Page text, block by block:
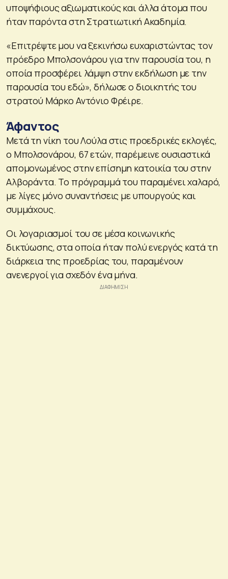
υποψήφιους αξιωματικούς και άλλα άτομα που
ήταν παρόντα στη Στρατιωτική Ακαδημία.
«Επιτρέψτε μου να ξεκινήσω ευχαριστώντας τον
πρόεδρο Μπολσονάρου για την παρουσία του, η
οποία προσφέρει λάμψη στην εκδήλωση με την
παρουσία του εδώ», δήλωσε ο διοικητής του
στρατού Μάρκο Αντόνιο Φρέιρε.
Άφαντoς
Μετά τη νίκη του Λούλα στις προεδρικές εκλογές,
ο Μπολσονάρου, 67 ετών, παρέμεινε ουσιαστικά
απομονωμένος στην επίσημη κατοικία του στην
Αλβοράντα. Το πρόγραμμά του παραμένει χαλαρό,
με λίγες μόνο συναντήσεις με υπουργούς και
συμμάχους.
Οι λογαριασμοί του σε μέσα κοινωνικής
δικτύωσης, στα οποία ήταν πολύ ενεργός κατά τη
διάρκεια της προεδρίας του, παραμένουν
ανενεργοί για σχεδόν ένα μήνα.